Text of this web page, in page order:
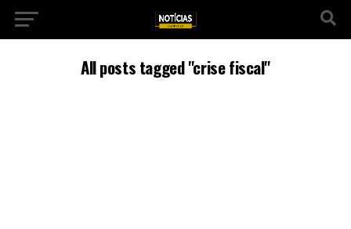
All posts tagged "crise fiscal"